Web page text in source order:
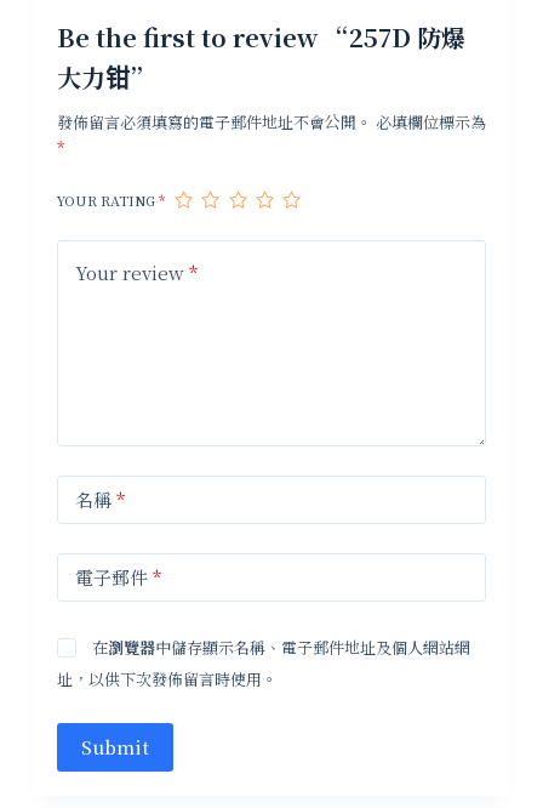
Be the first to review “257D 防爆
大力钳”
發佈留言必須填寫的電子郵件地址不會公開。 必填欄位標示為
*
YOUR RATING*
Your review*
名稱*
電子郵件*
在瀏覽器中儲存顯示名稱、電子郵件地址及個人網站網
址，以供下次發佈留言時使用。
Submit